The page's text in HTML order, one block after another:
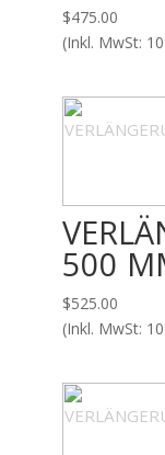
$475.00
(Inkl. MwSt:
500
$525.00
(Inkl. MwSt: